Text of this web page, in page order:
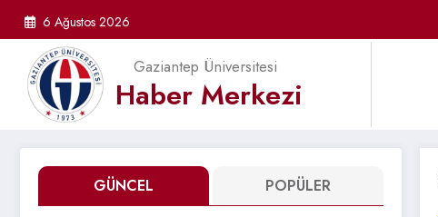
6 Ağustos 2026
Gaziantep Üniversitesi
Haber Merkezi
GÜNCEL POPÜLER